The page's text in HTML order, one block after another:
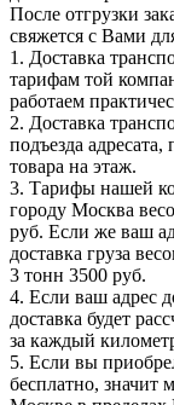
После отгрузки
свяжется с Вами
1. Доставка
тарифам той
работаем
2. Доставка
подъезда
товара на этаж.
3. Тарифы нашей
городу Москва
руб. Если же ваш
доставка груза
3 тонн 3500 руб.
4. Если ваш адрес
доставка будет
за каждый
5. Если вы
бесплатно, значит